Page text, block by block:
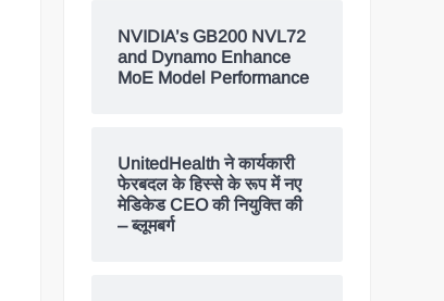
NVIDIA’s GB200 NVL72
and Dynamo Enhance
MoE Model Performance
UnitedHealth ने कार्यकारी
फेरबदल के हिस्से के रूप में नए
मेडिकेड CEO की नियुक्ति की
– ब्लूमबर्ग